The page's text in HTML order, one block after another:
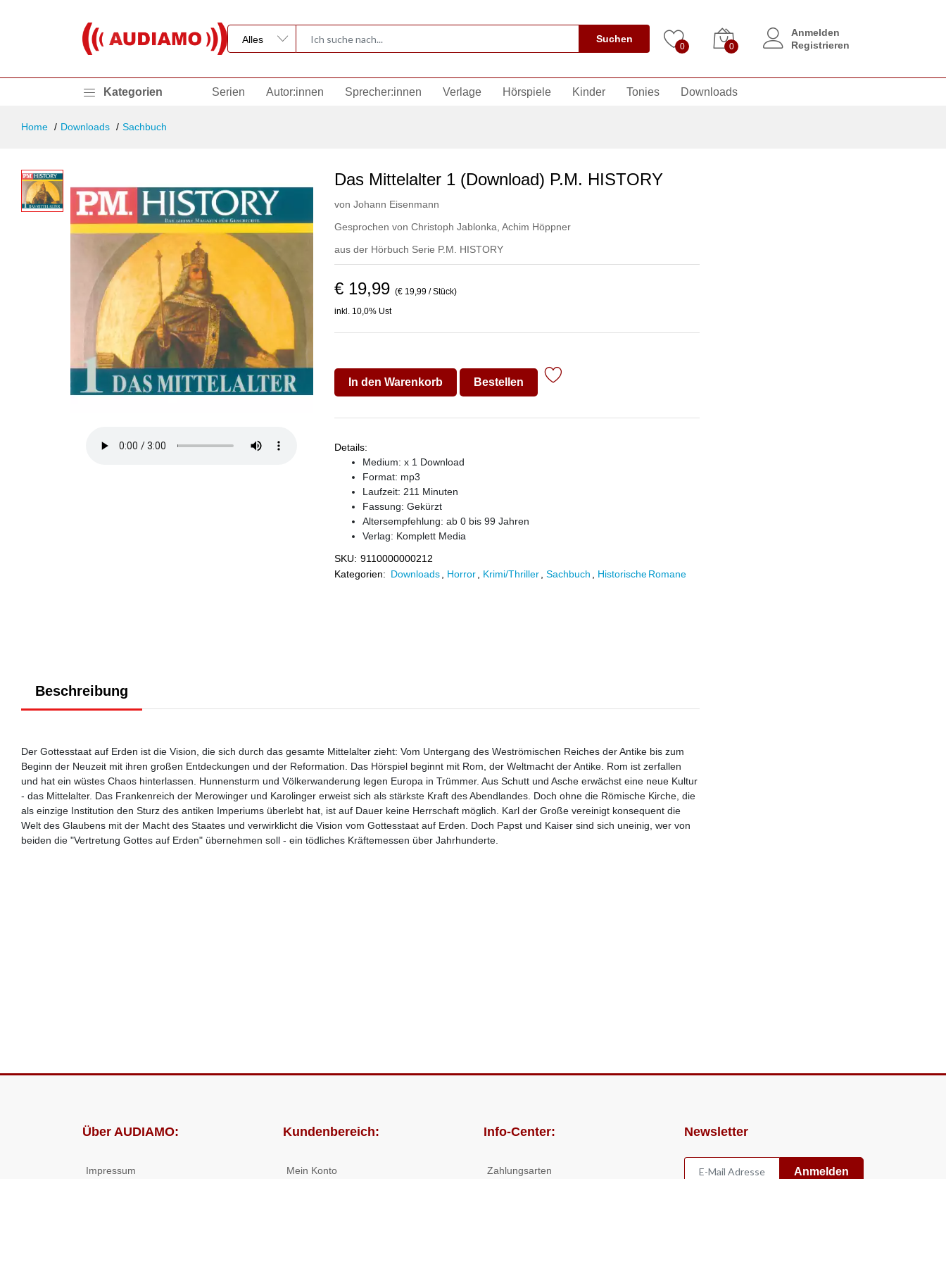
Suchen
0 0
Anmelden
Registrieren
Kategorien Serien Autor:innen Sprecher:innen Verlage Hörspiele Kinder Tonies Downloads
Home Downloads Sachbuch
Das Mittelalter 1 (Download) P.M. HISTORY
von Johann Eisenmann
Gesprochen von Christoph Jablonka Achim Höppner
aus der Hörbuch Serie P.M. HISTORY
€ 19,99 (€ 19,99 / Stück)
inkl. 10,0% Ust
In den Warenkorb Bestellen
Details:
Medium: x 1 Download
Format: mp3
Laufzeit: 211 Minuten
Fassung: Gekürzt
Altersempfehlung: ab 0 bis 99 Jahren
Verlag: Komplett Media
SKU: 9110000000212
Kategorien: Downloads Horror Krimi/Thriller Sachbuch Historische Romane
Beschreibung
Der Gottesstaat auf Erden ist die Vision, die sich durch das gesamte Mittelalter zieht: Vom Untergang des Weströmischen Reiches der Antike bis zum
Beginn der Neuzeit mit ihren großen Entdeckungen und der Reformation. Das Hörspiel beginnt mit Rom, der Weltmacht der Antike. Rom ist zerfallen
und hat ein wüstes Chaos hinterlassen. Hunnensturm und Völkerwanderung legen Europa in Trümmer. Aus Schutt und Asche erwächst eine neue Kultur
- das Mittelalter. Das Frankenreich der Merowinger und Karolinger erweist sich als stärkste Kraft des Abendlandes. Doch ohne die Römische Kirche, die
als einzige Institution den Sturz des antiken Imperiums überlebt hat, ist auf Dauer keine Herrschaft möglich. Karl der Große vereinigt konsequent die
Welt des Glaubens mit der Macht des Staates und verwirklicht die Vision vom Gottesstaat auf Erden. Doch Papst und Kaiser sind sich uneinig, wer von
beiden die "Vertretung Gottes auf Erden" übernehmen soll - ein tödliches Kräftemessen über Jahrhunderte.
Über AUDIAMO:
Impressum
Kundenbereich:
Mein Konto
Info-Center:
Zahlungsarten
Newsletter
Anmelden